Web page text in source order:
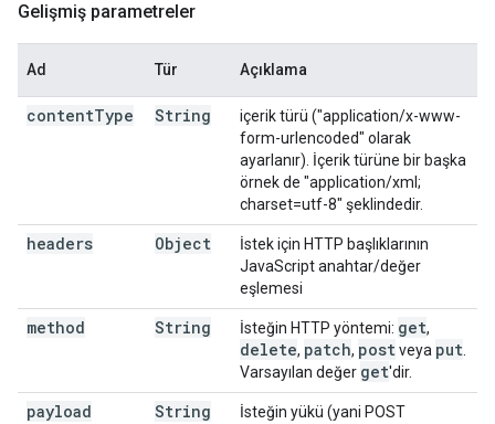
Gelişmiş parametreler
Ad Tür Açıklama
contentType String
içerik türü ("application/x-www-
form-urlencoded" olarak
ayarlanır). İçerik türüne bir başka
örnek de "application/xml;
charset=utf-8" şeklindedir.
headers Object
İstek için HTTP başlıklarının
JavaScript anahtar/değer
eşlemesi
method String İsteğin HTTP yöntemi: get,
delete, patch, postveya put
Varsayılan değer get'dir.
payload String
İsteğin yükü (yani POST